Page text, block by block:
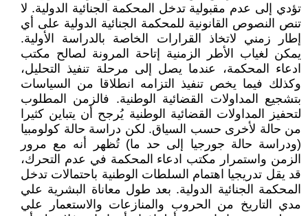
تؤدي إلى عدم مقبولية تدخل المحكمة الجنائية الدولية. لا
تنص النصوص القانونية للمحكمة الجنائية الدولية على أي
إطار زمني لاتخاذ القرارات الخاصة بالدراسة الأولية.
يمكن لغياب الأطر الزمنية إتاحة المرونة لصالح مكتب
ادعاء المحكمة، عندما يصل إلى مرحلة تنفيذ التحليل،
وكذلك فيما يخص تنفيذ التزامه انطلاقا من السياسات
بتشجيع المداولات القضائية الوطنية. فالزمن المطلوب
لتحفيز المداولات القضائية الوطنية يُرجح أن يتباين كثيرا
من حالة لأخرى حسب السياق. لكن دراسة حالة كولومبيا
(ودراسة حالة جورجيا إلى حد ما) تُظهر أنه مع مرور
الزمن واستمرار مكتب ادعاء المحكمة في عدم التحرك،
قد يقل تدريجيا اهتمام السلطات الوطنية باحتمالات تدخل
المحكمة الجنائية الدولية. بعد طول معاناة البشرية علي
مدي التاريخ من الحروب والمنازعات والاستعمار علي